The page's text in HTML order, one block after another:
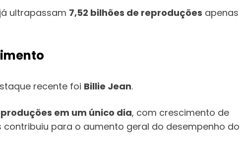
ultrapassam 7,52 bilhões de reproduções apenas
recente foi Billie Jean.
em um único dia, com crescimento de
contribuiu para o aumento geral do desempenho do